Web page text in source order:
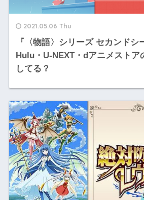
2021.05.06 Thu
『〈物語〉シリーズ セカンドシ
Hulu・U-NEXT・dアニメストア
してる？